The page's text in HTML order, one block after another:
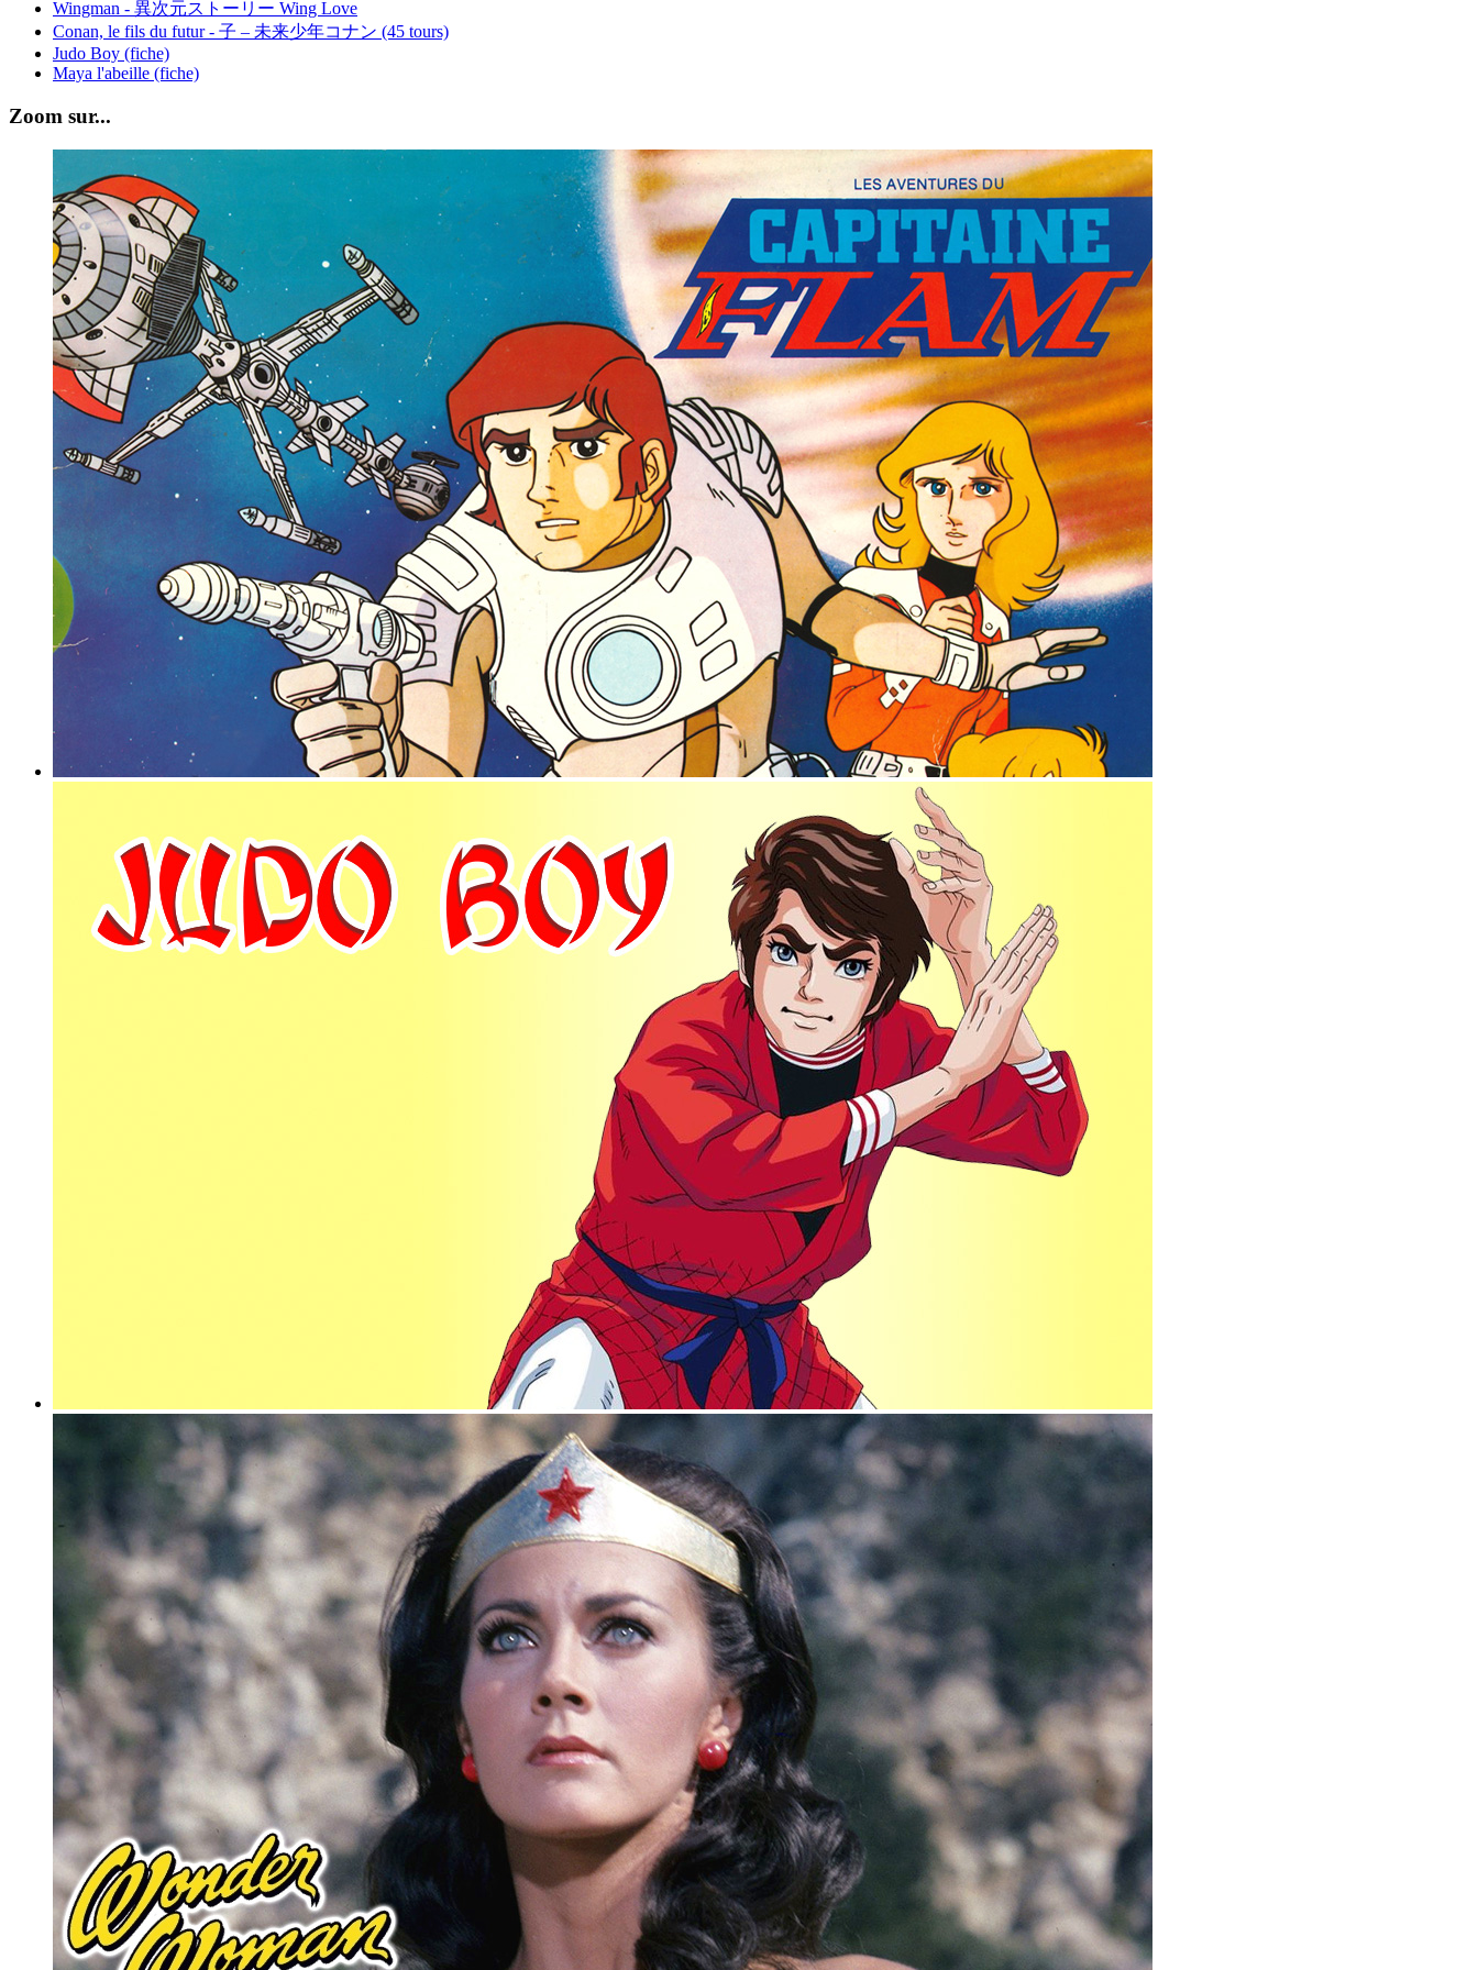
Wingman - 異次元ストーリー Wing Love
Conan, le fils du futur - 子 – 未来少年コナン (45 tours)
Judo Boy (fiche)
Maya l'abeille (fiche)
Zoom sur...